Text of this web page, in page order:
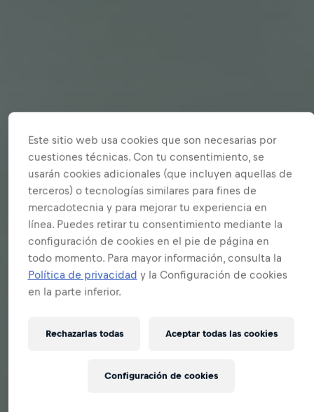
Este sitio web usa cookies que son necesarias por
cuestiones técnicas. Con tu consentimiento, se
usarán cookies adicionales (que incluyen aquellas de
terceros) o tecnologías similares para fines de
mercadotecnia y para mejorar tu experiencia en
línea. Puedes retirar tu consentimiento mediante la
configuración de cookies en el pie de página en
todo momento. Para mayor información, consulta la
Política de privacidad y la Configuración de cookies
en la parte inferior.
Rechazarlas todas Aceptar todas las cookies
Configuración de cookies